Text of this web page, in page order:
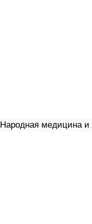
Народная медицина и